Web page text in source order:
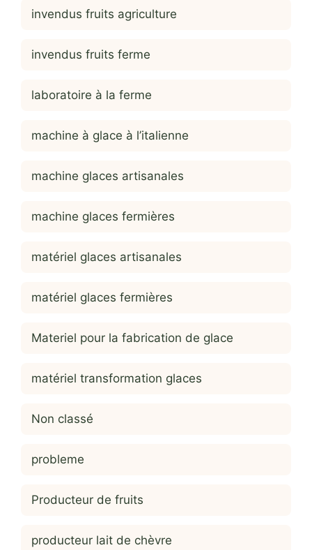
invendus fruits agriculture
invendus fruits ferme
laboratoire à la ferme
machine à glace à l’italienne
machine glaces artisanales
machine glaces fermières
matériel glaces artisanales
matériel glaces fermières
Materiel pour la fabrication de glace
matériel transformation glaces
Non classé
probleme
Producteur de fruits
producteur lait de chèvre